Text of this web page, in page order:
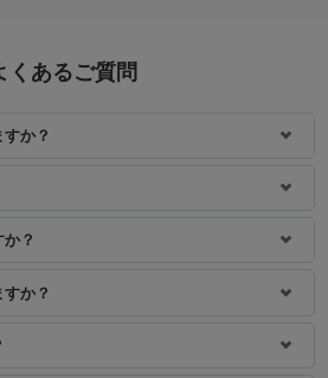
くあるご質問
か？
？
か？